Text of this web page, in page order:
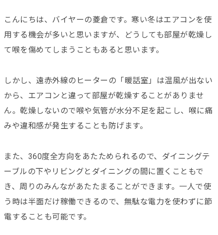
こんにちは、バイヤーの菱倉です。寒い冬はエアコンを使
用する機会が多いと思いますが、どうしても部屋が乾燥し
て喉を傷めてしまうこともあると思います。
しかし、遠赤外線のヒーターの「暖話室」は温風が出ない
から、エアコンと違って部屋が乾燥することがありませ
ん。乾燥しないので喉や気管が水分不足を起こし、喉に痛
みや違和感が発生することも防げます。
また、360度全方向をあたためられるので、ダイニングテ
ーブルの下やリビングとダイニングの間に置くこともで
き、周りのみんながあたたまることができます。一人で使
う時は半面だけ稼働できるので、無駄な電力を使わずに節
電することも可能です。